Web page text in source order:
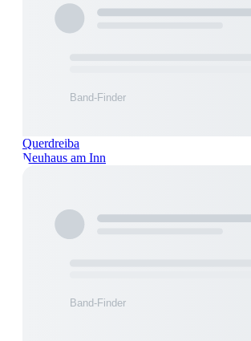
Querdreiba
Neuhaus am Inn